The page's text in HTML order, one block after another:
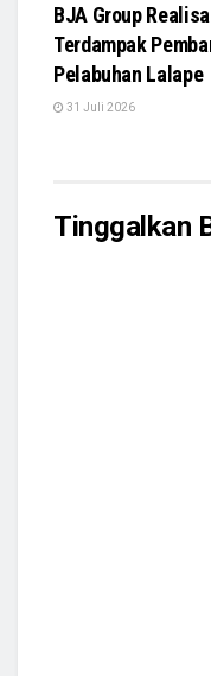
BJA Group
Terdampak
Pelabuhan Lalape
31 Juli 2026
Tinggalkan